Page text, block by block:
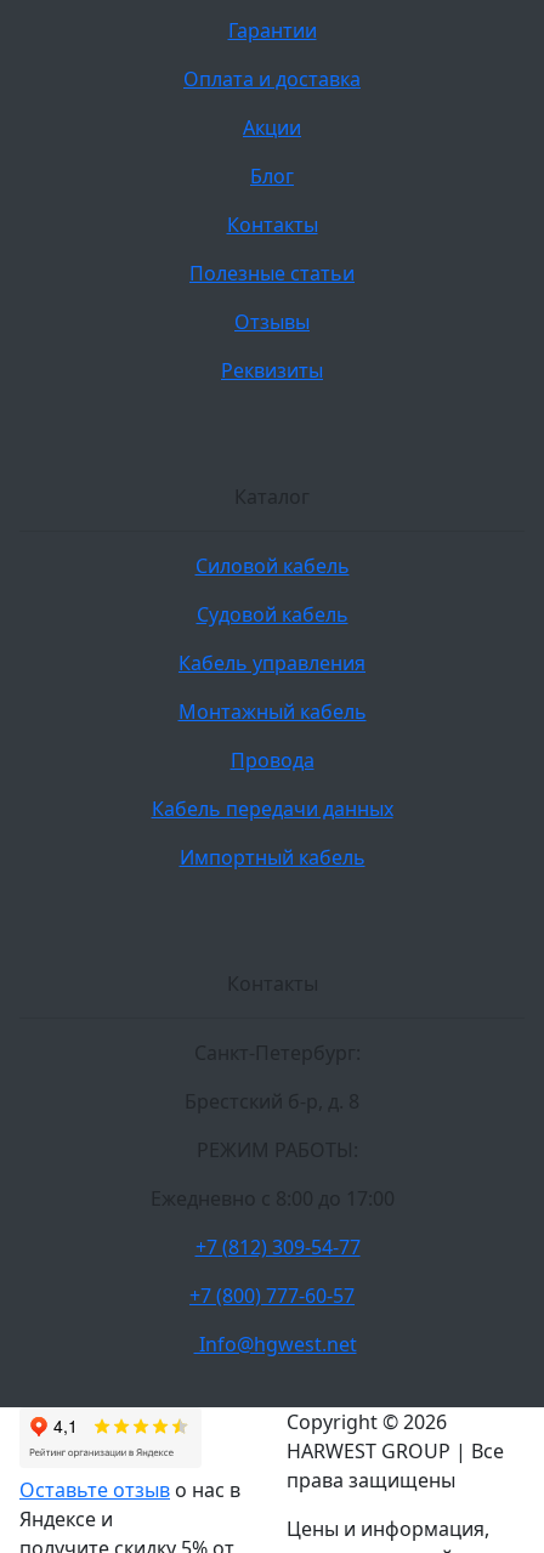
Гарантии
Оплата и доставка
Акции
Блог
Контакты
Полезные статьи
Отзывы
Реквизиты
Каталог
Силовой кабель
Судовой кабель
Кабель управления
Монтажный кабель
Провода
Кабель передачи данных
Импортный кабель
Контакты
Санкт-Петербург:
Брестский б-р, д. 8
РЕЖИМ РАБОТЫ:
Ежедневно c 8:00 до 17:00
+7 (812) 309-54-77
+7 (800) 777-60-57
Info@hgwest.net
Оставьте отзыв о нас в
Яндексе и
Copyright © 2026
HARWEST GROUP | Все
права защищены
Цены и информация,